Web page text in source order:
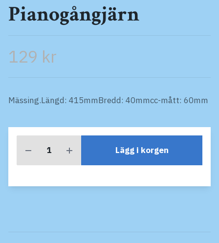
Pianogångjärn
129 kr
Mässing.Längd: 415mmBredd: 40mmcc-mått: 60mm
Lägg i korgen